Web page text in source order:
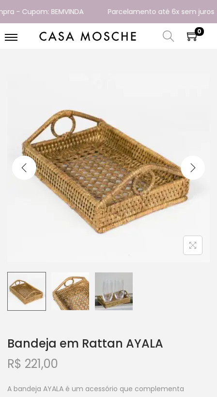
Cupom: BEMVINDA Parcelamento até 6x sem juros
0
Bandeja em Rattan AYALA
R$ 221,00
A bandeja AYALA é um acessório que complementa